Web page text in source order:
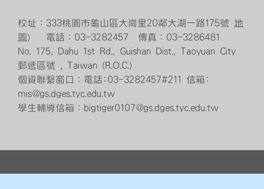
校址：333桃園市龜山區大崗里20鄰大湖一路175號 地
圖） 電話：03-3282457 傳真：03-3286481
No. 175, Dahu 1st Rd., Guishan Dist., Taoyuan City
郵遞區號 , Taiwan (R.O.C.)
個資聯繫窗口：電話:03-3282457#211 信箱:
mis@gs.dges.tyc.edu.tw
學生輔導信箱：bigtiger0107@gs.dges.tyc.edu.tw